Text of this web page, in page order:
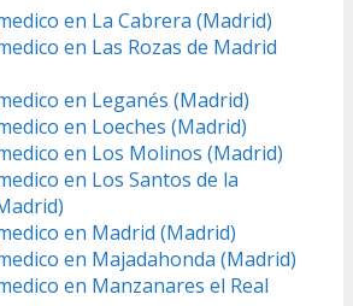
en La Cabrera (Madrid)
en Las Rozas de Madrid
en Leganés (Madrid)
en Loeches (Madrid)
en Los Molinos (Madrid)
en Los Santos de la
en Madrid (Madrid)
en Majadahonda (Madrid)
en Manzanares el Real